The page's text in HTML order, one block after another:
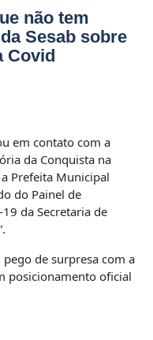
não tem
Sesab sobre
Covid
em contato com a
da Conquista na
Prefeita Municipal
do Painel de
da Secretaria de
de surpresa com a
posicionamento oficial